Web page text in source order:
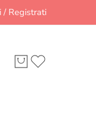
/ Registrati